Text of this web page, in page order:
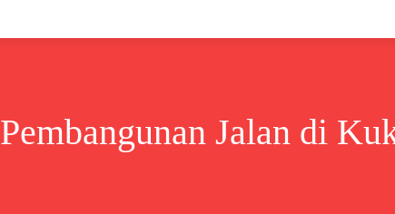
Pembangunan Jalan di